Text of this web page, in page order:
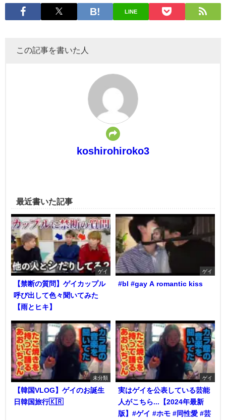
LINE
この記事を書いた人
koshirohiroko3
最近書いた記事
ゲイ
【禁断の質問】ゲイカップル
呼び出して色々聞いてみた
【雨とヒキ】
ゲイ
#bl #gay A romantic kiss
未分類
【韓国VLOG】ゲイのお誕生
日韓国旅行🇰🇷
ゲイ
実はゲイを公表している芸能
人がこちら...【2024年最新
版】#ゲイ #ホモ #同性愛 #芸